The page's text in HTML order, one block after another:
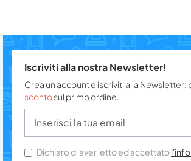
Iscriviti alla nostra Newsletter!
Crea un account e iscriviti alla Newsletter:
scontosul primo ordine.
Dichiaro di aver letto ed accettato